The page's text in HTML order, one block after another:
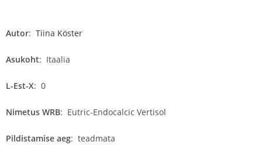
Autor: Tiina Köster
Asukoht: Itaalia
L-Est-X: 0
Nimetus WRB: Eutric-Endocalcic Vertisol
Pildistamise aeg: teadmata